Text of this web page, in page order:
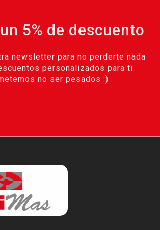
5% de descuento
newsletter para no perderte nada
personalizados para ti.
no ser pesados :)